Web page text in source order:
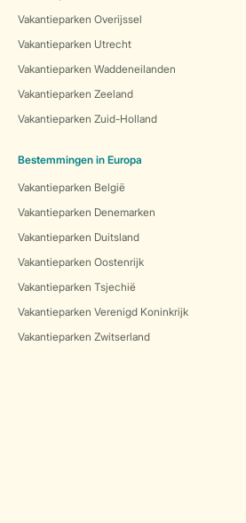
Vakantieparken Overijssel
Vakantieparken Utrecht
Vakantieparken Waddeneilanden
Vakantieparken Zeeland
Vakantieparken Zuid-Holland
Bestemmingen in Europa
Vakantieparken België
Vakantieparken Denemarken
Vakantieparken Duitsland
Vakantieparken Oostenrijk
Vakantieparken Tsjechië
Vakantieparken Verenigd Koninkrijk
Vakantieparken Zwitserland